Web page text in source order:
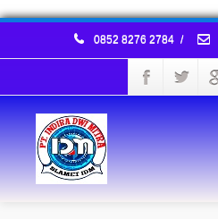
0852 8276 2784 /